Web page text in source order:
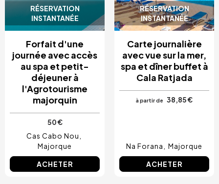
RÉSERVATION
INSTANTANÉE
Forfait d'une
journée avec accès
au spa et petit-
déjeuner à
l'Agrotourisme
majorquin
50 €
Cas Cabo Nou
Majorque
ACHETER
RÉSERVATION
INSTANTANÉE
Carte journalière
avec vue sur la mer,
spa et dîner buffet à
Cala Ratjada
à partir de 38,85 €
Na Forana Majorque
ACHETER